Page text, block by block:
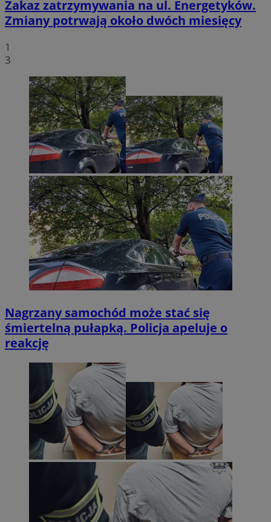
Zakaz zatrzymywania na ul. Energetyków.
Zmiany potrwają około dwóch miesięcy
1
3
Nagrzany samochód może stać się
śmiertelną pułapką. Policja apeluje o
reakcję